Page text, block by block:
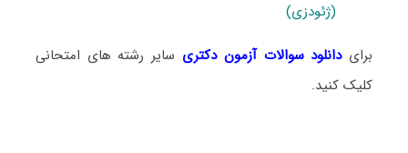
(ژئودزی)
برایدانلود سوالات آزمون دکتری سایر رشته های امتحانی
کلیک کنید.